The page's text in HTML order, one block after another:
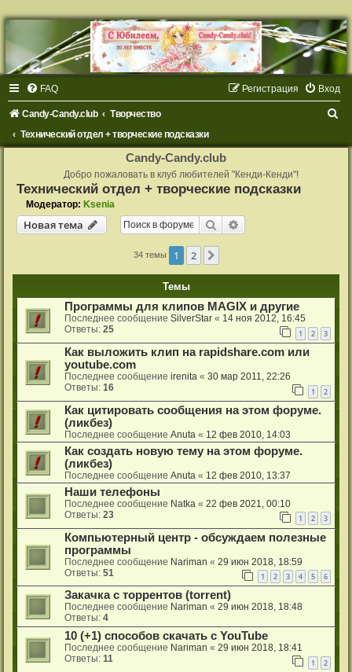
FAQ Вход
Регистрация
Candy-Candy.club
Творчество
Технический отдел + творческие подсказки
Candy-Candy.club
Добро пожаловать в клуб любителей "Кенди-Кенди"!
Технический отдел + творческие подсказки
Модератор: Ksenia
Новая тема Поиск
34 темы 1 2
Темы
Программы для клипов MAGIX и другие
Последнее сообщение SilverStar « 14 ноя 2012, 16:45
Ответы: 25 1 2 3
Как выложить клип на rapidshare.com или
youtube.com
Последнее сообщение irenita « 30 мар 2011, 22:26
Ответы: 16 1 2
Как цитировать сообщения на этом форуме.
(ликбез)
Последнее сообщение Anuta « 12 фев 2010, 14:03
Как создать новую тему на этом форуме.
(ликбез)
Последнее сообщение Anuta « 12 фев 2010, 13:37
Наши телефоны
Последнее сообщение Natka « 22 фев 2021, 00:10
Ответы: 23 1 2 3
Компьютерный центр - обсуждаем полезные
программы
Последнее сообщение Nariman « 29 июн 2018, 18:59
Ответы: 51 1 2 3 4 5 6
Закачка с торрентов (torrent)
Последнее сообщение Nariman « 29 июн 2018, 18:48
Ответы: 4
10 (+1) способов скачать с YouTube
Последнее сообщение Nariman « 29 июн 2018, 18:41
Ответы: 11 1 2